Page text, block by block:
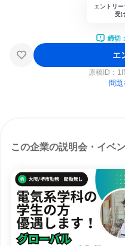
エントリ
受
締切
エ
原稿ID：
問題
この企業の説明会・イベ